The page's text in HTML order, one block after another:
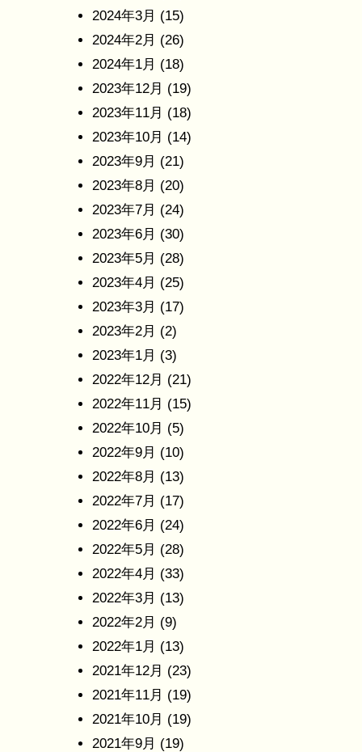
2024年3月 (15)
2024年2月 (26)
2024年1月 (18)
2023年12月 (19)
2023年11月 (18)
2023年10月 (14)
2023年9月 (21)
2023年8月 (20)
2023年7月 (24)
2023年6月 (30)
2023年5月 (28)
2023年4月 (25)
2023年3月 (17)
2023年2月 (2)
2023年1月 (3)
2022年12月 (21)
2022年11月 (15)
2022年10月 (5)
2022年9月 (10)
2022年8月 (13)
2022年7月 (17)
2022年6月 (24)
2022年5月 (28)
2022年4月 (33)
2022年3月 (13)
2022年2月 (9)
2022年1月 (13)
2021年12月 (23)
2021年11月 (19)
2021年10月 (19)
2021年9月 (19)